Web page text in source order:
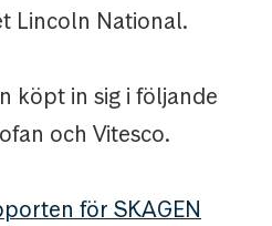
Lincoln National.
köpt in sig i följande
och Vitesco.
för SKAGEN